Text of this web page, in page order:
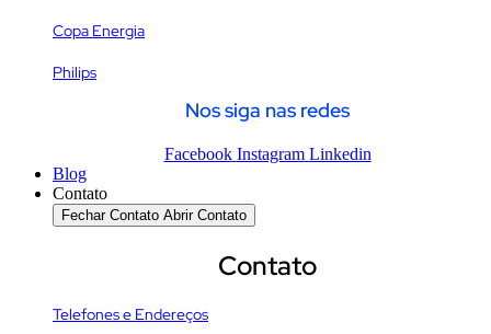
Copa Energia
Philips
Nos siga nas redes
Facebook Instagram Linkedin
Blog
Contato
Fechar Contato Abrir Contato
Contato
Telefones e Endereços